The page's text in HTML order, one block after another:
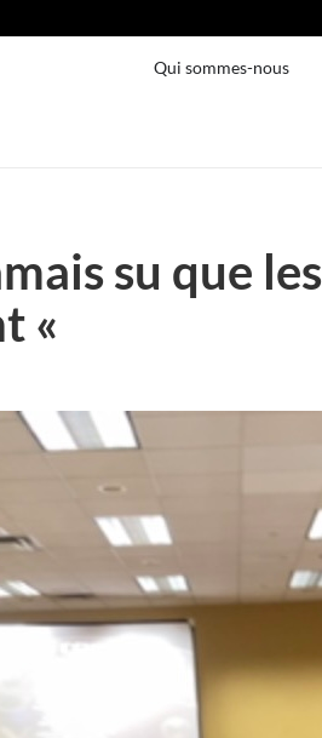
Qui sommes-nous
su que
«